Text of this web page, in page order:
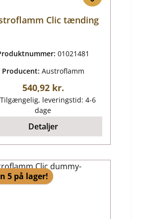
Clic tænding
01021481
Producent: Austroflamm
Almindelig pris:
540,92 kr.
Tilgængelig, leveringstid: 4-6
dage
Detaljer
5 på lager!